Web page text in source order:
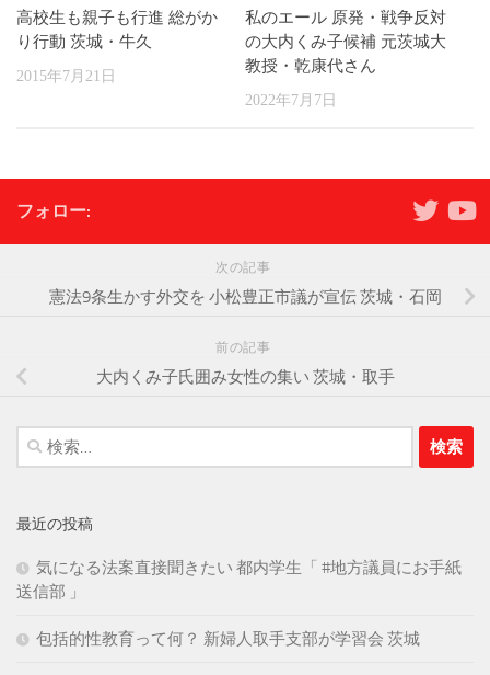
高校生も親子も行進 総がか
り行動 茨城・牛久
2015年7月21日
私のエール 原発・戦争反対
の大内くみ子候補 元茨城大
教授・乾康代さん
2022年7月7日
フォロー:
次の記事
憲法9条生かす外交を 小松豊正市議が宣伝 茨城・石岡
前の記事
大内くみ子氏囲み女性の集い 茨城・取手
検
索:
最近の投稿
気になる法案直接聞きたい 都内学生「 #地方議員にお手紙
送信部 」
包括的性教育って何？ 新婦人取手支部が学習会 茨城